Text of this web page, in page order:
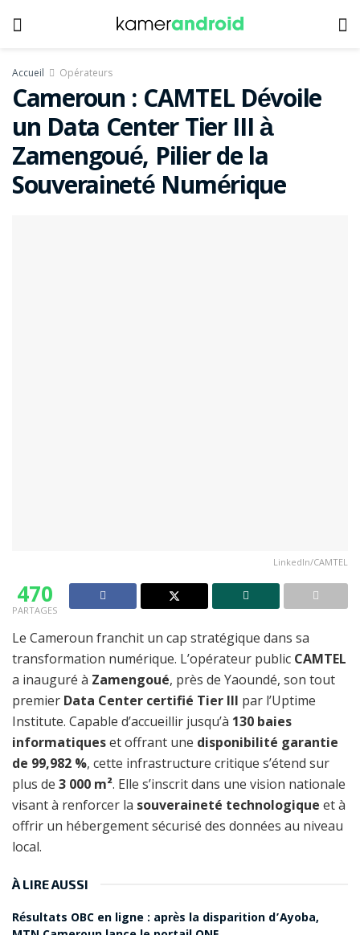
Accueil Opérateurs
Cameroun : CAMTEL Dévoile
un Data Center Tier III à
Zamengoué, Pilier de la
Souveraineté Numérique
LinkedIn/CAMTEL
470
PARTAGES
Le Cameroun franchit un cap stratégique dans sa
transformation numérique. L’opérateur public CAMTEL
a inauguré à Zamengoué, près de Yaoundé, son tout
premier Data Center certifié Tier III par l’Uptime
Institute. Capable d’accueillir jusqu’à 130 baies
informatiqueset offrant une disponibilité garantie
de 99,982 %, cette infrastructure critique s’étend sur
plus de 3 000 m². Elle s’inscrit dans une vision nationale
visant à renforcer la souveraineté technologique et à
offrir un hébergement sécurisé des données au niveau
local.
À LIRE AUSSI
Résultats OBC en ligne : après la disparition d’Ayoba,